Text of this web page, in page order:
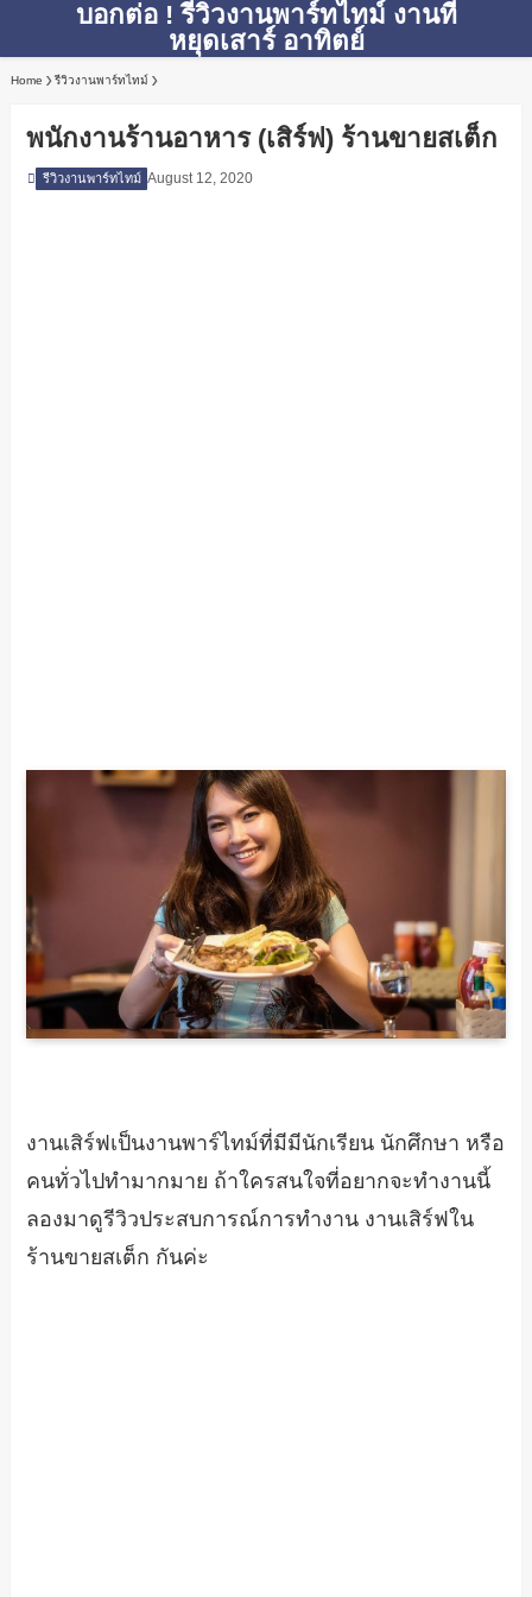
บอกต่อ ! รีวิวงานพาร์ทไทม์ งานที่
หยุดเสาร์ อาทิตย์
Home รีวิวงานพาร์ทไทม์
พนักงานร้านอาหาร (เสิร์ฟ) ร้านขายสเต็ก
รีวิวงานพาร์ทไทม์ August 12, 2020
งานเสิร์ฟเป็นงานพาร์ไทม์ที่มีมีนักเรียน นักศึกษา หรือ
คนทั่วไปทำมากมาย ถ้าใครสนใจที่อยากจะทำงานนี้
ลองมาดูรีวิวประสบการณ์การทำงาน งานเสิร์ฟใน
ร้านขายสเต็ก กันค่ะ